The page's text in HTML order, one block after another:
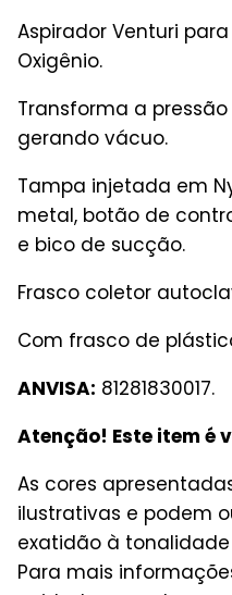
Aspirador Venturi
Oxigênio.
Transforma a
gerando vácuo.
Tampa injetada em
metal, botão de
e bico de sucção.
Frasco coletor
Com frasco de
ANVISA: 81281830017.
Atenção! Este item é
As cores
ilustrativas e podem
exatidão à
Para mais